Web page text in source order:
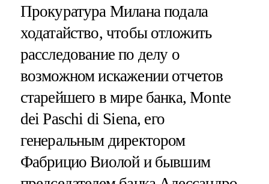
Прокуратура Милана подала
ходатайство, чтобы отложить
расследование по делу о
возможном искажении отчетов
старейшего в мире банка, Monte
dei Paschi di Siena, его
генеральным директором
Фабрицио Виолой и бывшим